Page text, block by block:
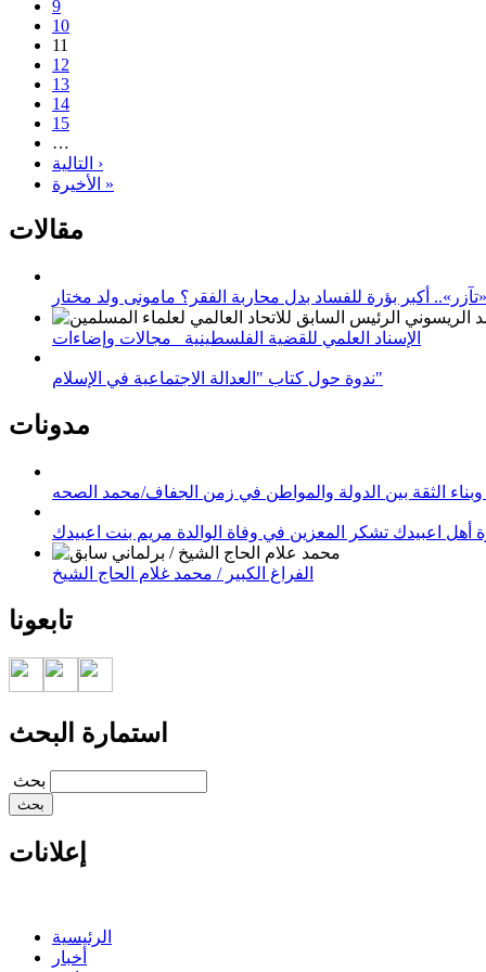
9
10
11
12
13
14
15
…
التالية ›
الأخيرة »
مقالات
أكبر بؤرة للفساد بدل محاربة الفقر؟ مامونى ولد مختار
الإسناد العلمي للقضية الفلسطينية_ مجالات وإضاءات
ندوة حول كتاب "العدالة الاجتماعية في الإسلام"
مدونات
الثقة بين الدولة والمواطن في زمن الجفاف/محمد الصحه
أهل اعبيدك تشكر المعزين في وفاة الوالدة مريم بنت اعبيدك
الفراغ الكبير / محمد غلام الحاج الشيخ
تابعونا
استمارة البحث
‏بحث ‏
إعلانات
الرئيسية
أخبار